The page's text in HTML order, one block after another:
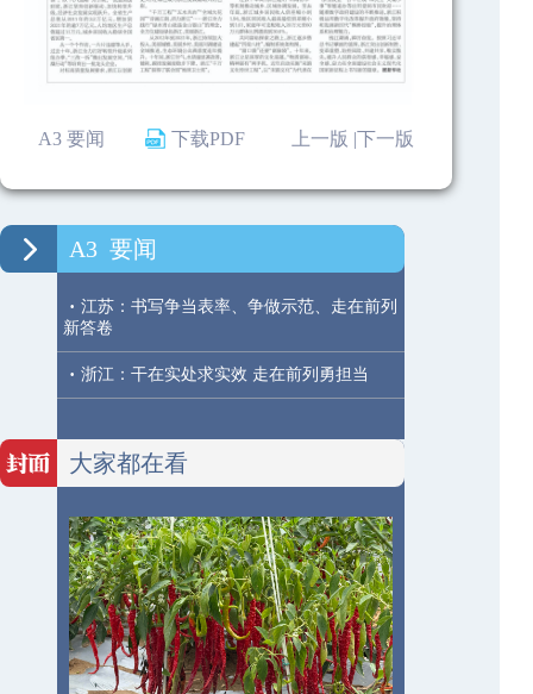
A3 要闻 下载PDF 下一版
上一版 |
A3 要闻
· 江苏：书写争当表率、争做示范、走在前列
新答卷
· 浙江：干在实处求实效 走在前列勇担当
大家都在看